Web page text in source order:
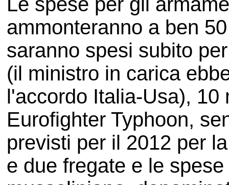
ammonteranno a ben
saranno spesi subito
(il ministro in carica
l'accordo Italia-Usa), 10
Eurofighter Typhoon,
previsti per il 2012 per
e due fregate e le